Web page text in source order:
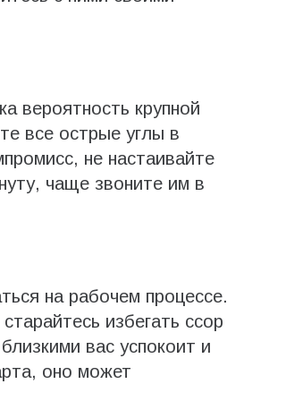
вероятность крупной
все острые углы в
не настаивайте
чаще звоните им в
на рабочем процессе.
избегать ссор
вас успокоит и
оно может